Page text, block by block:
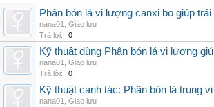
Phân bón lá vi lượng canxi bo giúp
nana01
Giao lưu
Trả lời:
0
Kỹ thuật dùng Phân bón lá vi lượng
nana01
Giao lưu
Trả lời:
0
Kỹ thuật canh tác: Phân bón lá trung
nana01
Giao lưu